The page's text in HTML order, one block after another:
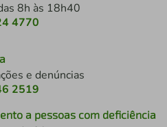
8h às 18h40
4770
e denúncias
2519
a pessoas com deficiência